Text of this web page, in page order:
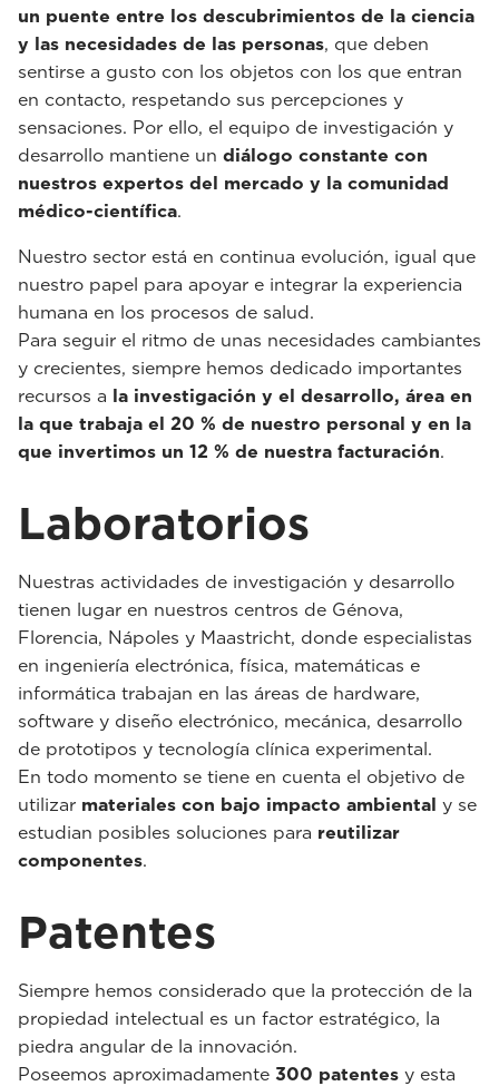
un puente entre los descubrimientos de la ciencia
y las necesidades de las personas, que deben
sentirse a gusto con los objetos con los que entran
en contacto, respetando sus percepciones y
sensaciones. Por ello, el equipo de investigación y
desarrollo mantiene un diálogo constante con
nuestros expertos del mercado y la comunidad
médico-científica.
Nuestro sector está en continua evolución, igual que
nuestro papel para apoyar e integrar la experiencia
humana en los procesos de salud.
Para seguir el ritmo de unas necesidades cambiantes
y crecientes, siempre hemos dedicado importantes
recursos a la investigación y el desarrollo, área en
la que trabaja el 20 % de nuestro personal y en la
que invertimos un 12 % de nuestra facturación.
Laboratorios
Nuestras actividades de investigación y desarrollo
tienen lugar en nuestros centros de Génova,
Florencia, Nápoles y Maastricht, donde especialistas
en ingeniería electrónica, física, matemáticas e
informática trabajan en las áreas de hardware,
software y diseño electrónico, mecánica, desarrollo
de prototipos y tecnología clínica experimental.
En todo momento se tiene en cuenta el objetivo de
utilizar materiales con bajo impacto ambiental y se
estudian posibles soluciones para reutilizar
componentes.
Patentes
Siempre hemos considerado que la protección de la
propiedad intelectual es un factor estratégico, la
piedra angular de la innovación.
Poseemos aproximadamente 300 patentes y esta